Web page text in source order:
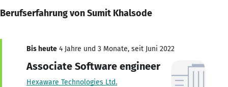
Berufserfahrung von Sumit Khalsode
Bis heute 4 Jahre und 3 Monate, seit Juni 2022
Associate Software engineer
Hexaware Technologies Ltd.